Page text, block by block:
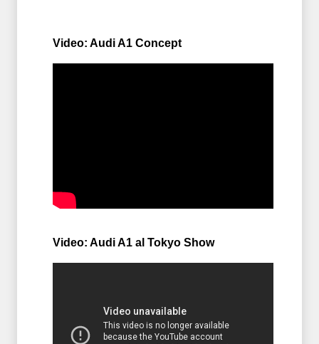
Video: Audi A1 Concept
Video: Audi A1 al Tokyo Show